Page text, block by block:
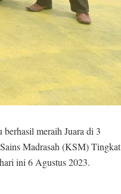
meraih Juara di 3
Madrasah (KSM) Tingkat
ini 6 Agustus 2023.